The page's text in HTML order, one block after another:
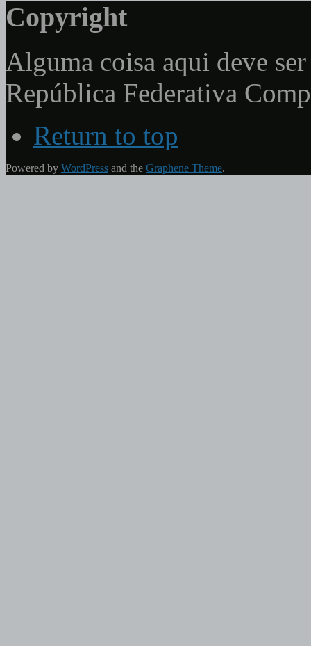
Copyright
Alguma coisa aqui deve
República Federativa
Return to top
Powered by WordPress and the Graphene Theme.